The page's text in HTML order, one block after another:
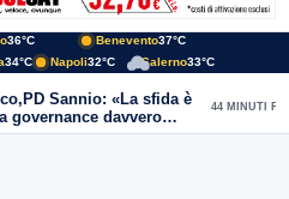
36°C Benevento37°C
34°C Napoli32°C Salerno33°C
Sannio: «La sfida è
governance davvero
44 MINUTI FA